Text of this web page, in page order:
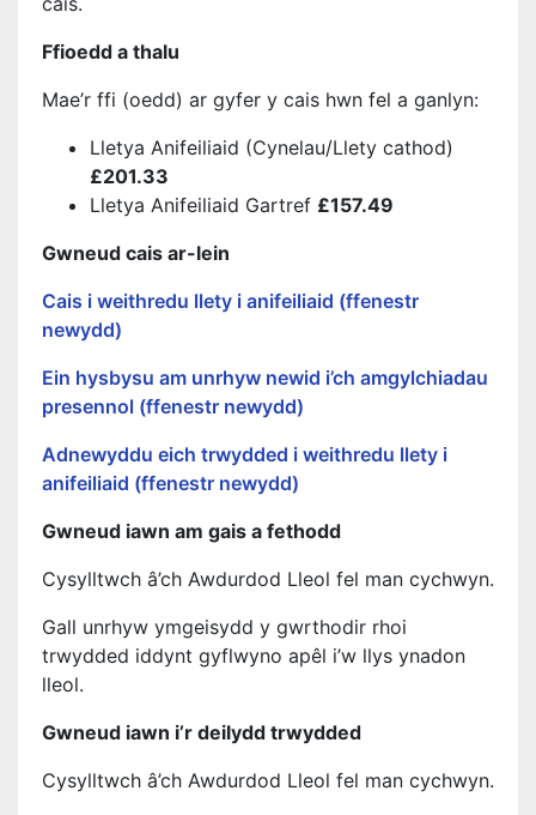
Ffioedd a thalu
Mae’r ffi (oedd) ar gyfer y cais hwn fel a ganlyn:
Lletya Anifeiliaid (Cynelau/Llety cathod)
£201.33
Lletya Anifeiliaid Gartref £157.49
Gwneud cais ar-lein
Cais i weithredu llety i anifeiliaid (ffenestr
newydd)
Ein hysbysu am unrhyw newid i’ch amgylchiadau
presennol (ffenestr newydd)
Adnewyddu eich trwydded i weithredu llety i
anifeiliaid (ffenestr newydd)
Gwneud iawn am gais a fethodd
Cysylltwch â’ch Awdurdod Lleol fel man cychwyn.
Gall unrhyw ymgeisydd y gwrthodir rhoi
trwydded iddynt gyflwyno apêl i’w llys ynadon
lleol.
Gwneud iawn i’r deilydd trwydded
Cysylltwch â’ch Awdurdod Lleol fel man cychwyn.